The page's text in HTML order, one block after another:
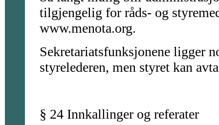
tilgjengelig for råds- og
www.menota.org.
Sekretariatsfunksjonene ligger
styrelederen, men styret kan
§ 24 Innkallinger og referater